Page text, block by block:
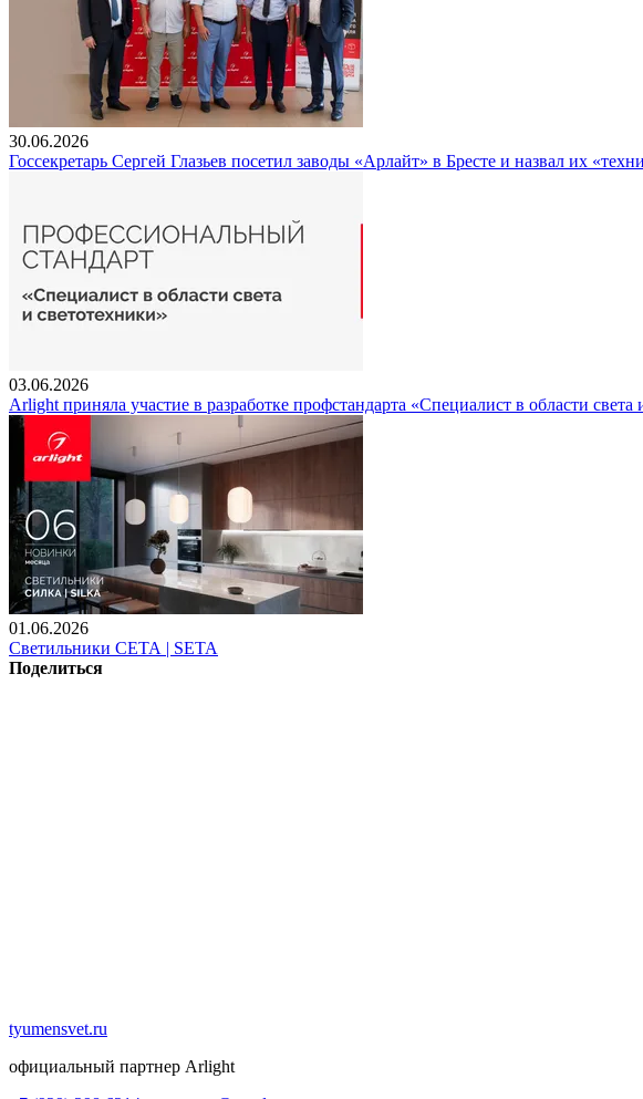
30.06.2026
Госсекретарь Сергей Глазьев посетил заводы «Арлайт» в Бресте и назвал их
03.06.2026
Arlight приняла участие в разработке профстандарта «Специалист в области света
01.06.2026
Светильники СЕТА | SETA
Поделиться
tyumensvet.ru
официальный партнер Arlight